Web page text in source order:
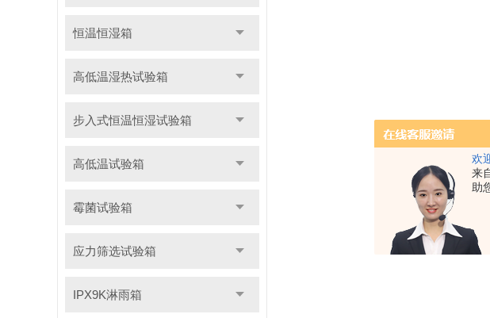
欢
来
助
恒温恒湿箱
高低温湿热试验箱
步入式恒温恒湿试验箱
高低温试验箱
霉菌试验箱
应力筛选试验箱
IPX9K淋雨箱